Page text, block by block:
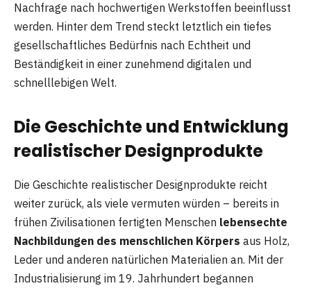
Nachfrage nach hochwertigen Werkstoffen beeinflusst
werden. Hinter dem Trend steckt letztlich ein tiefes
gesellschaftliches Bedürfnis nach Echtheit und
Beständigkeit in einer zunehmend digitalen und
schnelllebigen Welt.
Die Geschichte und Entwicklung
realistischer Designprodukte
Die Geschichte realistischer Designprodukte reicht
weiter zurück, als viele vermuten würden – bereits in
frühen Zivilisationen fertigten Menschen lebensechte
Nachbildungen des menschlichen Körpers aus Holz,
Leder und anderen natürlichen Materialien an. Mit der
Industrialisierung im 19. Jahrhundert begannen